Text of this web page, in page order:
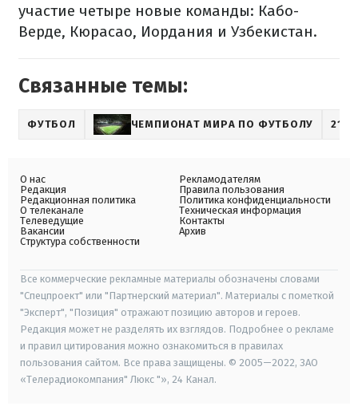
участие четыре новые команды: Кабо-
Верде, Кюрасао, Иордания и Узбекистан.
Связанные темы:
ФУТБОЛ ЧЕМПИОНАТ МИРА ПО ФУТБОЛУ 21+
О нас
Редакция
Редакционная политика
О телеканале
Телеведущие
Вакансии
Структура собственности
Рекламодателям
Правила пользования
Политика конфиденциальности
Техническая информация
Контакты
Архив
Все коммерческие рекламные материалы обозначены словами
"Спецпроект" или "Партнерский материал". Материалы с пометкой
"Эксперт", "Позиция" отражают позицию авторов и героев.
Редакция может не разделять их взглядов. Подробнее о рекламе
и правил цитирования можно ознакомиться в правилах
пользования сайтом. Все права защищены. © 2005—2022, ЗАО
«Телерадиокомпания" Люкс "», 24 Канал.